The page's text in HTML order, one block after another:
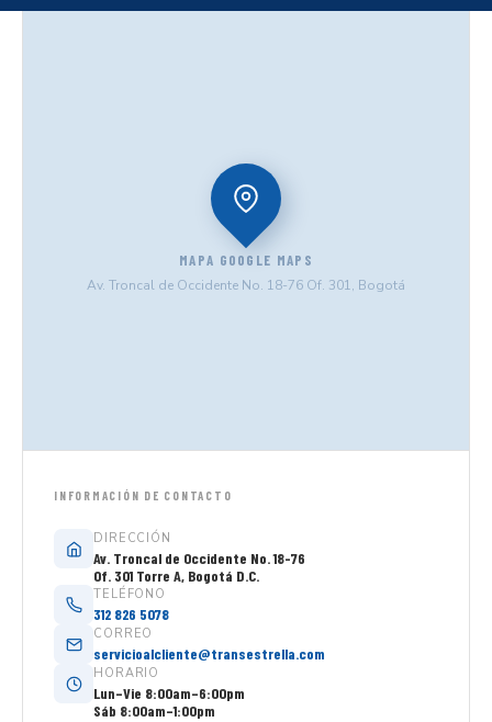
MAPA GOOGLE MAPS
Av. Troncal de Occidente No. 18-76 Of. 301, Bogotá
INFORMACIÓN DE CONTACTO
DIRECCIÓN
Av. Troncal de Occidente No. 18-76
Of. 301 Torre A, Bogotá D.C.
TELÉFONO
312 826 5078
CORREO
servicioalcliente@transestrella.com
HORARIO
Lun–Vie 8:00am–6:00pm
Sáb 8:00am–1:00pm